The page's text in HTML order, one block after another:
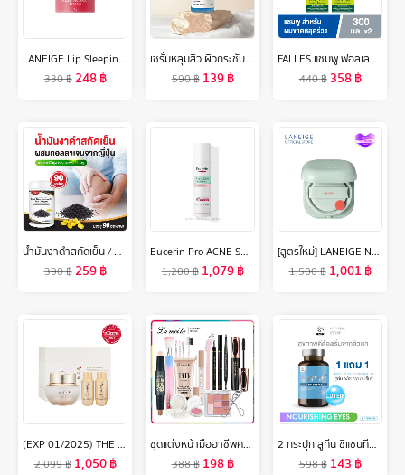
LANEIGE Lip Sleeping Mask Mini Berry 8g ลาเนจ ลิป สลีปปิ้ง มาส์ก มินิ กลิ่นเบอร์รี่ ลิปมันบำรุงปาก สีชมพู ลิปมัน เพิ่มความชุ่มชื้น ริมฝีปากนุ่ม เรียบเนียน
330฿248฿
เซรั่มหลุมสิว ผิวกระชับ รูขุมขนเล็กลง The Skin Collection Serum Copper Tripeptide 3% ขนาด 30 ml
590฿ 139฿
FALLES แชมพู ฟอลเลส สูตรผมหนานุ่มแข็งแรง 300 มล 2 ขวด
440฿ 358฿
น้ำมันงาดำสกัดเย็น / คอลลาเจนไตรเปปไทด์ (90 ซอฟเจล) แคปซูล น้ำมันงาดำ คอลลาเจน (น้ำมันสกัดเย็น) น้ำมันงาดำ zenji เซนจิ
390฿259฿
Eucerin Pro ACNE SOLUTION TRIPLE EFFECT SERUM 40 ML ยูเซอริน โปร แอคเน่ โซลูชั่น ทริปเปิล เอฟเฟค เซรั่ม 40มล.
1,200฿ 1,079฿
[สูตรใหม่] LANEIGE Neo Cushion Matte SPF 46 PA++ (15g ตลับจริง + รีฟิล) ลาเนจ นีโอ คุชชั่น สูตรแมตต์ บางเบา ปกปิดเรียบเนียน ไม่ติดแมสก์
1,500฿ 1,001 ฿
(EXP 01/2025) THE FACE SHOP YEHWADAM HWANSAENGGO SNOW GLOW DARK SPOT CORRECTING CREAM SPECIAL SET
2,099฿ 1,050฿
ชุดแต่งหน้ามืออาชีพครีม Laneila BB + แป้งฝุ่น + อายแชโดว์ + ดินสอเขียนคิ้ว + อายไลเนอร์ + มาสคาร่า + ดินสอไฮไลต์ Contouring + ลิปสติก + บลัชออน + ที่ดัดขนตา + ที่เล็มขนคิ้ว + ชุดแปรงแต่งหน้า + คอนซีลเลอร์13ชิ้น
388฿ 198฿
2 กระปุก ลูทีน ซีแซนทีน ขวด วิตามินบำรุงสายตา Lutein Zinc สารสกัดจากองุ่น บำรุงตา บำรุงสายตา (60 แคปซูล) INZENT ส่งฟรี
598฿ 143 ฿